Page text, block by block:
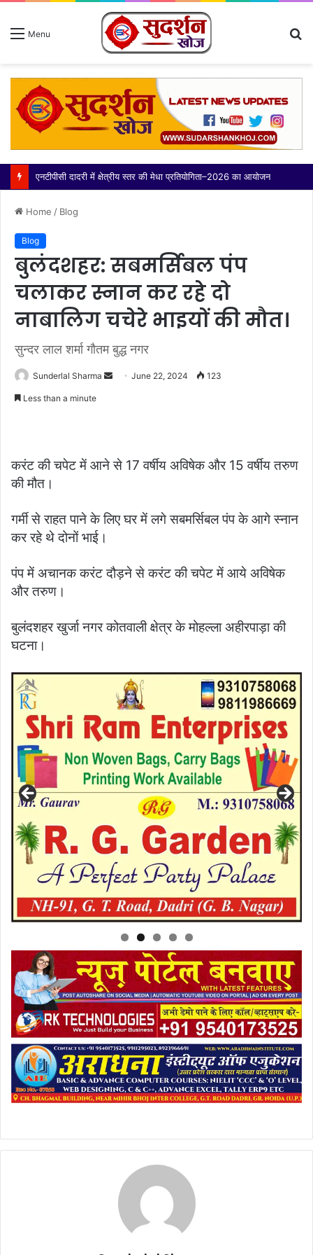
Menu
एनटीपीसी दादरी में क्षेत्रीय स्तर की मेधा प्रतियोगिता–2026 का आयोजन
Home / Blog
Blog
बुलंदशहर: सबमर्सिबल पंप
चलाकर स्नान कर रहे दो
नाबालिग चचेरे भाइयों की मौत।
सुन्दर लाल शर्मा गौतम बुद्ध नगर
Sunderlal Sharma
SendJune 22, 2024 123
Less than a minute
करंट की चपेट में आने से 17 वर्षीय अविषेक और 15 वर्षीय तरुण
की मौत।
गर्मी से राहत पाने के लिए घर में लगे सबमर्सिबल पंप के आगे स्नान
कर रहे थे दोनों भाई।
पंप में अचानक करंट दौड़ने से करंट की चपेट में आये अविषेक
और तरुण।
बुलंदशहर खुर्जा नगर कोतवाली क्षेत्र के मोहल्ला अहीरपाड़ा की
घटना।